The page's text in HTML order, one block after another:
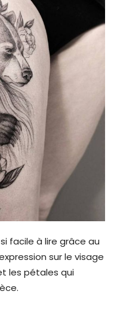
facile à lire grâce au
sur le visage
les pétales qui